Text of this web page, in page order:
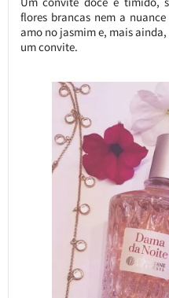
flores brancas nem a
amo no jasmim e, mais
um convite.